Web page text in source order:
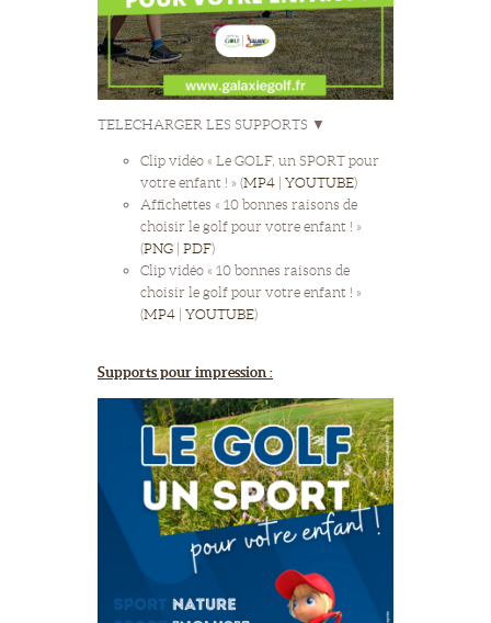
TELECHARGER LES SUPPORTS ▼
Clip vidéo « Le GOLF, un SPORT pour
votre enfant ! » (MP4 YOUTUBE)
Affichettes « 10 bonnes raisons de
choisir le golf pour votre enfant ! »
(PNG PDF)
Clip vidéo « 10 bonnes raisons de
choisir le golf pour votre enfant ! »
(MP4 YOUTUBE)
Supports pour impression :